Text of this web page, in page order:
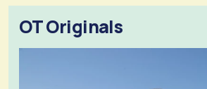
OT Originals